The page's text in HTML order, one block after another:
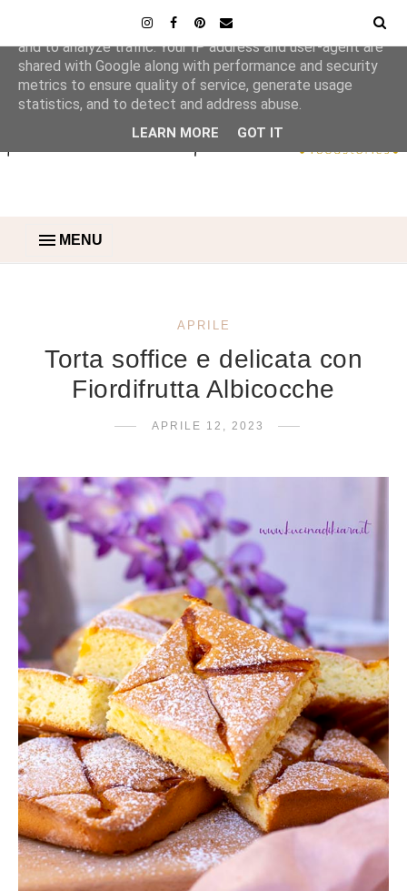
MENU
APRILE
Torta soffice e delicata con
Fiordifrutta Albicocche
APRILE 12, 2023
This site uses cookies from Google to deliver its services
and to analyze traffic. Your IP address and user-agent are
shared with Google along with performance and security
metrics to ensure quality of service, generate usage
statistics, and to detect and address abuse.
LEARN MORE GOT IT